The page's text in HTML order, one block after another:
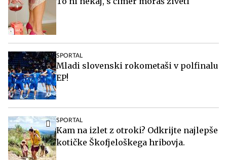
SPORTAL
Mladi slovenski rokometaši v polfinalu
EP!
SPORTAL
Kam na izlet z otroki? Odkrijte najlepše
kotičke Škofjeloškega hribovja.